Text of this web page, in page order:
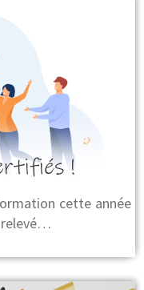
!
cette année
relevé…